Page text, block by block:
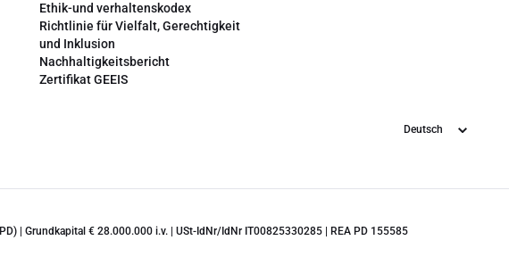
Ethik-und verhaltenskodex
Richtlinie für Vielfalt, Gerechtigkeit
und Inklusion
Nachhaltigkeitsbericht
Zertifikat GEEIS
Sprache
| Grundkapital € 28.000.000 i.v. | USt-IdNr/IdNr IT00825330285 | REA PD 155585